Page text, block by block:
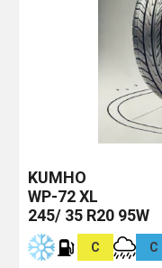
KUMHO
WP-72 XL
245/ 35 R20 95W
C C